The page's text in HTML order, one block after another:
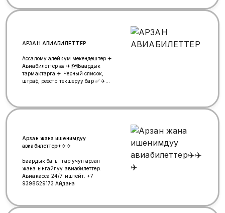
рубльга ✈️☎️+996501162899 ✈️
АРЗАН АВИАБИЛЕТТЕР
Ассалому алейкум мекендештер ✈️
Авиабилеттер 🎫 ✈️🗺️Баардык
тармактарга ✈️ Черный список,
штраф, реестр текшеруу бар ✅ ✈️
рубльга ✈️☎️+996501162899 ✈️
Арзан жана ишенимдуу
авиабилеттер✈️✈️✈️
Баардык багыттар учун арзан
жана ынгайлуу авиабилеттер.
Авиакасса 24/7 иштейт. +7
9398529173 Айдана